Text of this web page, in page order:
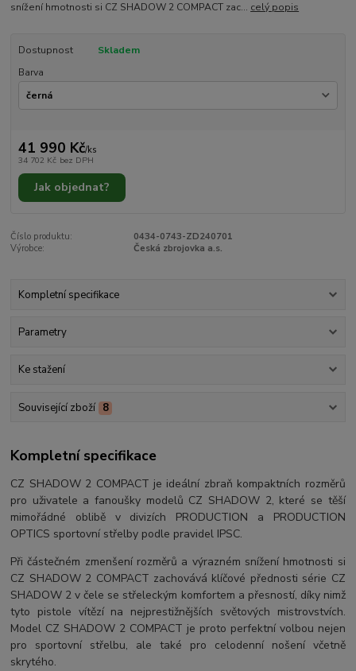
snížení hmotnosti si CZ SHADOW 2 COMPACT zac... celý popis
Dostupnost
Skladem
Barva
41 990 Kč/ks
34 702 Kč bez DPH
Jak objednat?
Číslo produktu:
0434-0743-ZD240701
Výrobce:
Česká zbrojovka a.s.
Kompletní specifikace
Parametry
Ke stažení
Související zboží 8
Kompletní specifikace
CZ SHADOW 2 COMPACT je ideální zbraň kompaktních rozměrů
pro uživatele a fanoušky modelů CZ SHADOW 2, které se těší
mimořádné oblibě v divizích PRODUCTION a PRODUCTION
OPTICS sportovní střelby podle pravidel IPSC.
Při částečném zmenšení rozměrů a výrazném snížení hmotnosti si
CZ SHADOW 2 COMPACT zachovává klíčové přednosti série CZ
SHADOW 2 v čele se střeleckým komfortem a přesností, díky nimž
tyto pistole vítězí na nejprestižnějších světových mistrovstvích.
Model CZ SHADOW 2 COMPACT je proto perfektní volbou nejen
pro sportovní střelbu, ale také pro celodenní nošení včetně
skrytého.